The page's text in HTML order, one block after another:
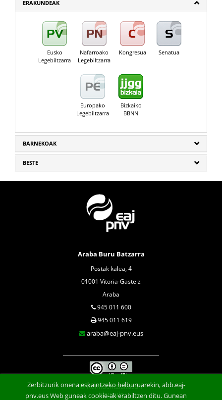
ERAKUNDEAK
Eusko
Legebiltzarra
Nafarroako
Legebiltzarra
Kongresua Senatua
Europako
Legebiltzarra
Bizkaiko
BBNN
BARNEKOAK
BESTE
Araba Buru Batzarra
Postak kalea, 4
01001 Vitoria-Gasteiz
Araba
945 011 600
945 011 619
araba@eaj-pnv.eus
Konfidentzialtasun
klausula
Zerbitzurik onena eskaintzeko helburuarekin, abb.eaj-
pnv.eus Web guneak cookie-ak erabiltzen ditu. Gunean